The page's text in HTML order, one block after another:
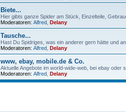
Biete...
Hier gibts ganze Spider am Stück, Einzelteile,
Moderatoren: Alfred Delany
Tausche...
Hast Du Spidriges, was ein anderer gern hätte und
Moderatoren: Alfred Delany
www, ebay, mobile.de & Co.
Aktuelle Angebote im world-wide-web, bei ebay oder
Moderatoren: Alfred Delany